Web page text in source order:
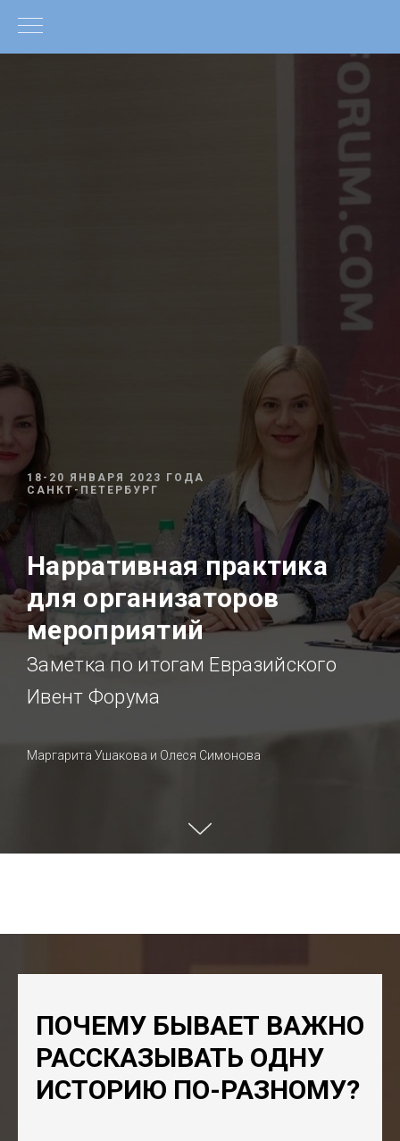
18-20 ЯНВАРЯ 2023 ГОДА
САНКТ-ПЕТЕРБУРГ
Нарративная практика
для организаторов
мероприятий
Заметка по итогам Евразийского
Ивент Форума
Маргарита Ушакова и Олеся Симонова
ПОЧЕМУ БЫВАЕТ ВАЖНО
РАССКАЗЫВАТЬ ОДНУ
ИСТОРИЮ ПО-РАЗНОМУ?